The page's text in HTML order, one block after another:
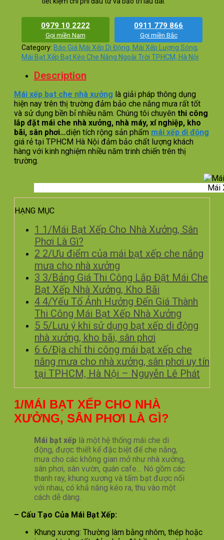
0979 10 2222
Gọi miền Nam
0911 779 866
Gọi miền Bắc
Category: Báo Giá Mái Xếp Di Động, Mái Xếp Lượng Sóng,
Mái Bạt Xếp Bạt Kéo Che Nắng Ngoài Trời TPHCM, Hà Nội
Description
Mái xếp bạt che nhà xưởng là giải pháp thông dụng
hiện nay trên thị trường đảm bảo che nắng mưa rất tốt
và sử dụng bền bỉ nhiều năm. Chúng tôi chuyên thi công
lắp đặt mái che nhà xưởng, nhà máy, xí nghiệp, kho
bãi, sân phơi…diện tích rộng sản phẩm mái xếp di động
giá rẻ tại TPHCM Hà Nội đảm bảo chất lượng khách
hàng với kinh nghiệm nhiều năm trinh chiến trên thị
trường.
Mái
HẠNG MỤC
1 1/Mái Bạt Xếp Cho Nhà Xưởng, Sân
Phơi Là Gì?
2 2/Ưu điểm của mái bạt xếp che nắng
mưa cho nhà xưởng
3 3/Bảng Giá Thi Công Lắp Đặt Mái Che
Bạt Xếp Nhà Xưởng, Kho Bãi
4 4/Yếu Tố Ảnh Hưởng Đến Giá Thành
Thi Công Mái Bạt Xếp Nhà Xưởng
5 5/Lưu ý khi sử dụng bạt xếp di động
nhà xưởng, kho bãi, sân phơi
6 6/Địa chỉ thi công mái bạt xếp che
nắng mưa cho nhà xưởng, sân phơi uy tín
tại TPHCM, Hà Nội – Nguyễn Lê Phát
1/MÁI BẠT XẾP CHO NHÀ
XƯỞNG, SÂN PHƠI LÀ GÌ?
Mái bạt xếp là một hệ thống mái che di
động, được thiết kế đặc biệt để che nắng,
mưa cho các không gian mở như nhà xưởng,
sân phơi, sân vườn, quán cafe… Nó gồm các
thanh ray, khung xương và tấm bạt được nối
với nhau, có khả năng kéo ra, thu vào một
cách dễ dàng.
– Cấu Tạo Của Mái Bạt Xếp:
Khung xương: Thường làm bằng nhôm, thép hoặc